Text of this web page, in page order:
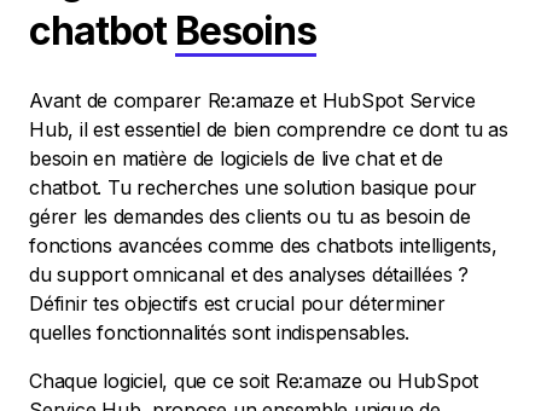
chatbot Besoins
Avant de comparer Re:amaze et HubSpot Service
Hub, il est essentiel de bien comprendre ce dont tu as
besoin en matière de logiciels de live chat et de
chatbot. Tu recherches une solution basique pour
gérer les demandes des clients ou tu as besoin de
fonctions avancées comme des chatbots intelligents,
du support omnicanal et des analyses détaillées ?
Définir tes objectifs est crucial pour déterminer
quelles fonctionnalités sont indispensables.
Chaque logiciel, que ce soit Re:amaze ou HubSpot